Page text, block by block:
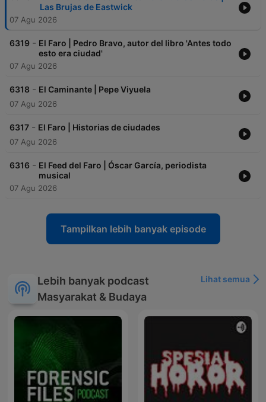
Las Brujas de Eastwick
07 Agu 2026
6319 - El Faro | Pedro Bravo, autor del libro 'Antes todo
esto era ciudad'
07 Agu 2026
6318 - El Caminante | Pepe Viyuela
07 Agu 2026
6317 - El Faro | Historias de ciudades
07 Agu 2026
6316 - El Feed del Faro | Óscar García, periodista
musical
07 Agu 2026
Tampilkan lebih banyak episode
Lebih banyak podcast
Masyarakat & Budaya
Lihat semua